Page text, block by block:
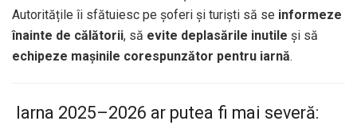
Autoritățile îi sfătuiesc pe șoferi și turiști să se informeze
înainte de călătorii, să evite deplasările inutile și să
echipeze mașinile corespunzător pentru iarnă.
️ Iarna 2025–2026 ar putea fi mai severă: